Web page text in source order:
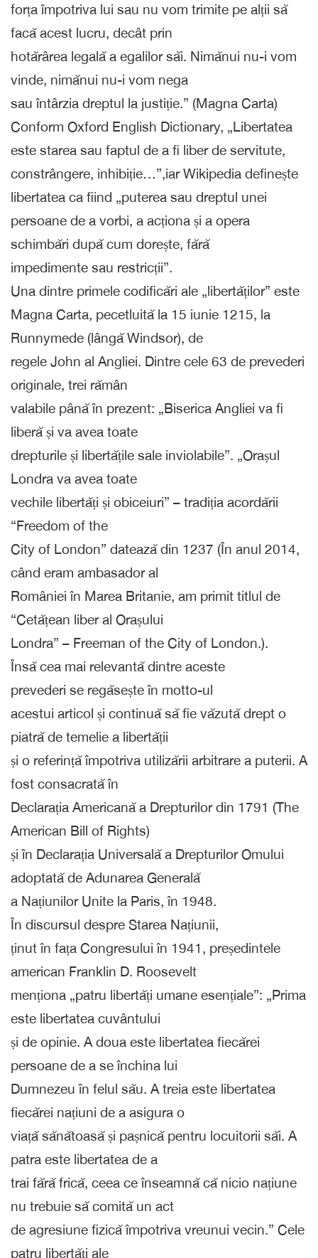
forța împotriva lui sau nu vom trimite pe alții să
facă acest lucru, decât prin
hotărârea legală a egalilor săi. Nimănui nu-i vom
vinde, nimănui nu-i vom nega
sau întârzia dreptul la justiție.” (Magna Carta)
Conform Oxford English Dictionary, „Libertatea
este starea sau faptul de a fi liber de servitute,
constrângere, inhibiție…”,iar Wikipedia definește
libertatea ca fiind „puterea sau dreptul unei
persoane de a vorbi, a acționa și a opera
schimbări după cum dorește, fără
impedimente sau restricții”.
Una dintre primele codificări ale „libertăților” este
Magna Carta, pecetluită la 15 iunie 1215, la
Runnymede (lângă Windsor), de
regele John al Angliei. Dintre cele 63 de prevederi
originale, trei rămân
valabile până în prezent: „Biserica Angliei va fi
liberă și va avea toate
drepturile și libertățile sale inviolabile”. „Orașul
Londra va avea toate
vechile libertăți și obiceiuri” – tradiția acordării
“Freedom of the
City of London” datează din 1237 (În anul 2014,
când eram ambasador al
României în Marea Britanie, am primit titlul de
“Cetățean liber al Orașului
Londra” – Freeman of the City of London.).
Însă cea mai relevantă dintre aceste
prevederi se regăsește în motto-ul
acestui articol și continuă să fie văzută drept o
piatră de temelie a libertății
și o referință împotriva utilizării arbitrare a puterii. A
fost consacrată în
Declarația Americană a Drepturilor din 1791 (The
American Bill of Rights)
și în Declarația Universală a Drepturilor Omului
adoptată de Adunarea Generală
a Națiunilor Unite la Paris, în 1948.
În discursul despre Starea Națiunii,
ținut în fața Congresului în 1941, președintele
american Franklin D. Roosevelt
menționa „patru libertăți umane esențiale”: „Prima
este libertatea cuvântului
și de opinie. A doua este libertatea fiecărei
persoane de a se închina lui
Dumnezeu în felul său. A treia este libertatea
fiecărei națiuni de a asigura o
viață sănătoasă și pașnică pentru locuitorii săi. A
patra este libertatea de a
trai fără frică, ceea ce înseamnă că nicio națiune
nu trebuie să comită un act
de agresiune fizică împotriva vreunui vecin.” Cele
patru libertăți ale